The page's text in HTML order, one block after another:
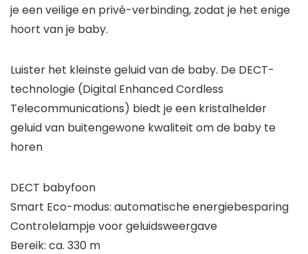
je een veilige en privé-verbinding, zodat je het enige
hoort van je baby.
Luister het kleinste geluid van de baby. De DECT-
technologie (Digital Enhanced Cordless
Telecommunications) biedt je een kristalhelder
geluid van buitengewone kwaliteit om de baby te
horen
DECT babyfoon
Smart Eco-modus: automatische energiebesparing
Controlelampje voor geluidsweergave
Bereik: ca. 330 m